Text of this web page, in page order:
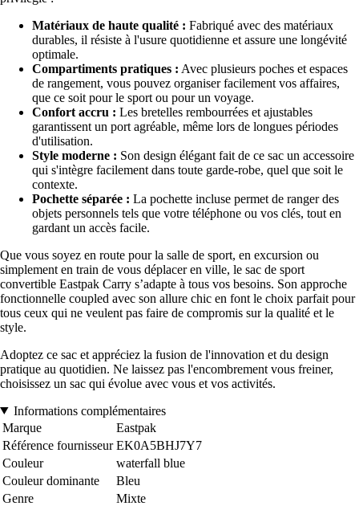
Matériaux de haute qualité : Fabriqué avec des matériaux
durables, il résiste à l'usure quotidienne et assure une longévité
optimale.
Compartiments pratiques : Avec plusieurs poches et espaces
de rangement, vous pouvez organiser facilement vos affaires,
que ce soit pour le sport ou pour un voyage.
Confort accru : Les bretelles rembourrées et ajustables
garantissent un port agréable, même lors de longues périodes
d'utilisation.
Style moderne : Son design élégant fait de ce sac un accessoire
qui s'intègre facilement dans toute garde-robe, quel que soit le
contexte.
Pochette séparée : La pochette incluse permet de ranger des
objets personnels tels que votre téléphone ou vos clés, tout en
gardant un accès facile.
Que vous soyez en route pour la salle de sport, en excursion ou
simplement en train de vous déplacer en ville, le sac de sport
convertible Eastpak Carry s’adapte à tous vos besoins. Son approche
fonctionnelle coupled avec son allure chic en font le choix parfait pour
tous ceux qui ne veulent pas faire de compromis sur la qualité et le
style.
Adoptez ce sac et appréciez la fusion de l'innovation et du design
pratique au quotidien. Ne laissez pas l'encombrement vous freiner,
choisissez un sac qui évolue avec vous et vos activités.
Informations complémentaires
Marque
Eastpak
Référence fournisseur EK0A5BHJ7Y7
Couleur
waterfall blue
Couleur dominante
Bleu
Genre
Mixte